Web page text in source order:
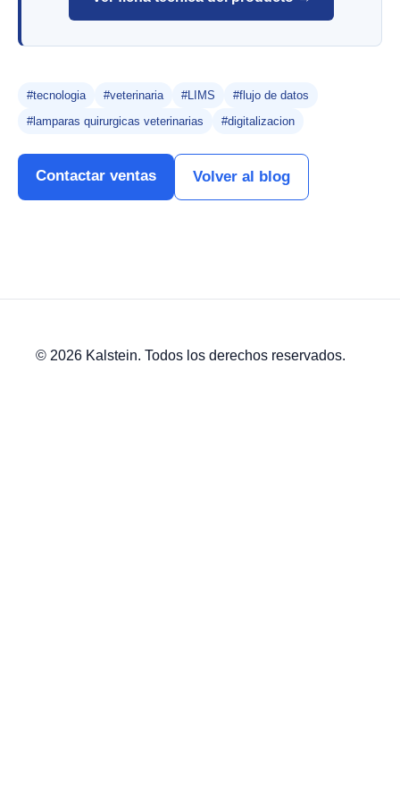
#tecnologia #veterinaria #LIMS
#flujo de datos
#lamparas quirurgicas veterinarias
#digitalizacion
Contactar ventas Volver al blog
© 2026 Kalstein. Todos los derechos reservados.